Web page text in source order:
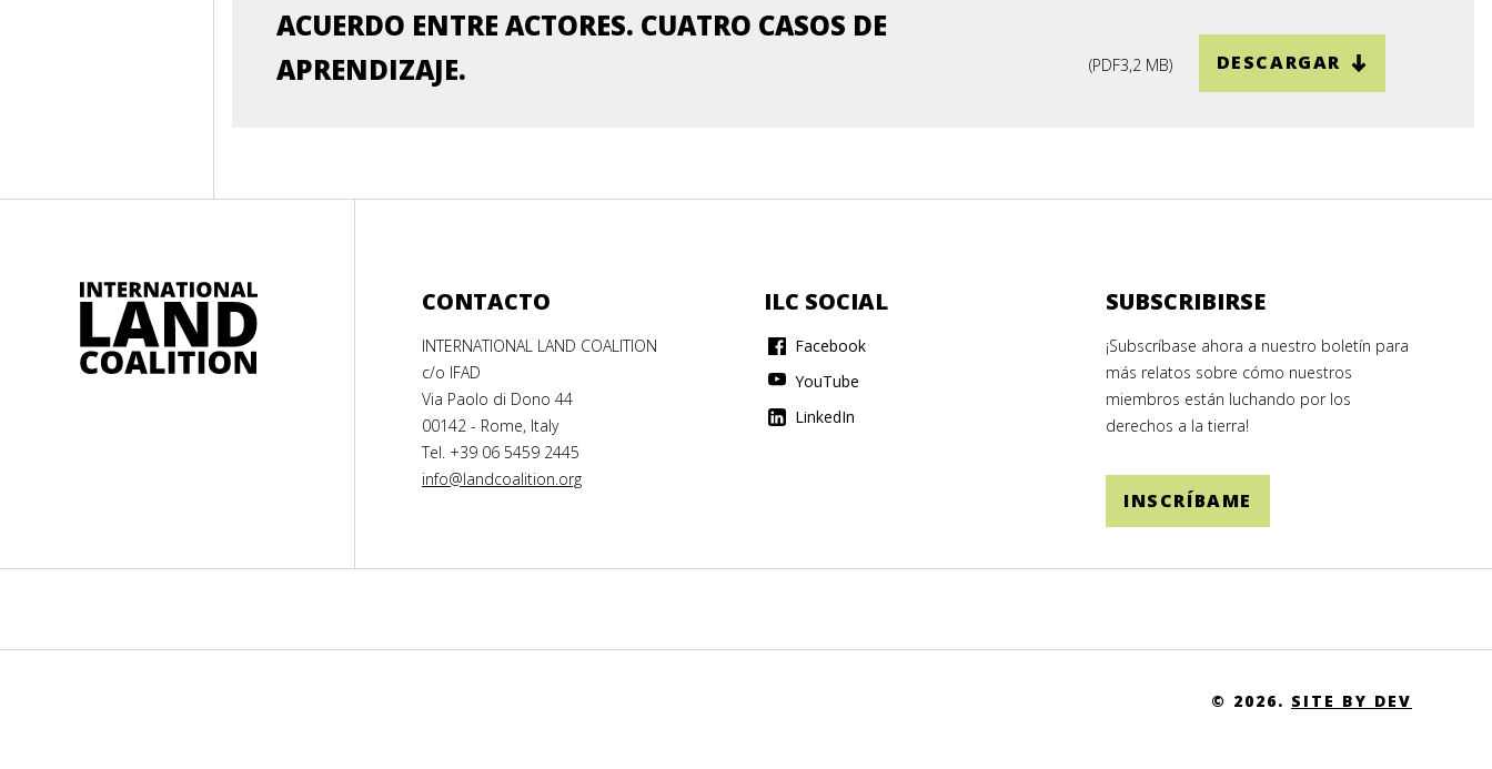
ACUERDO ENTRE ACTORES. CUATRO CASOS DE
APRENDIZAJE.
(PDF3,2 MB) DESCARGAR
CONTACTO
INTERNATIONAL LAND COALITION
c/o IFAD
Via Paolo di Dono 44
00142 - Rome, Italy
Tel. +39 06 5459 2445
info@landcoalition.org
ILC SOCIAL
Facebook
YouTube
LinkedIn
SUBSCRIBIRSE
¡Subscríbase ahora a nuestro boletín para
más relatos sobre cómo nuestros
miembros están luchando por los
derechos a la tierra!
INSCRÍBAME
© 2026. SITE BY DEV